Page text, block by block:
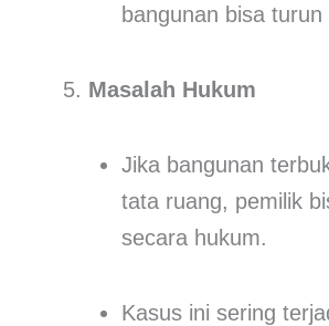
bangunan bisa turun
Masalah Hukum
Jika bangunan
tata ruang, pemilik
secara hukum.
Kasus ini sering